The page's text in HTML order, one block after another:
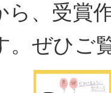
、受賞
。ぜひご